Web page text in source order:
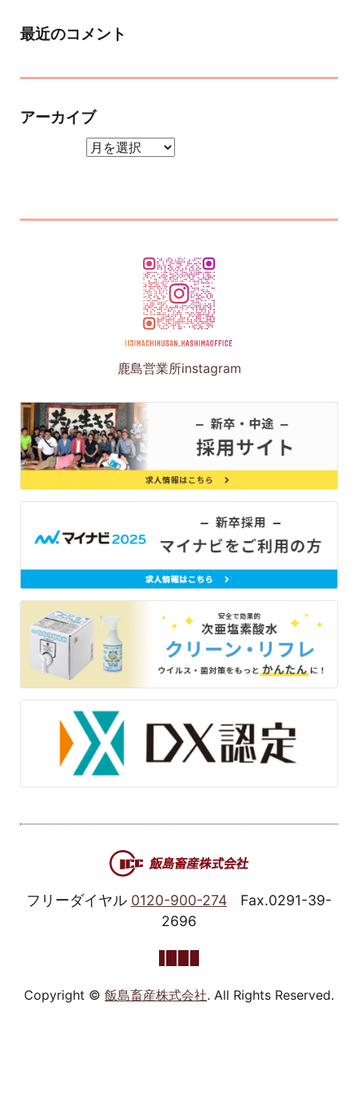
最近のコメント
アーカイブ
鹿島営業所instagram
フリーダイヤル 0120-900-274
Fax.0291-39-
2696
Copyright © 飯島畜産株式会社. All Rights Reserved.